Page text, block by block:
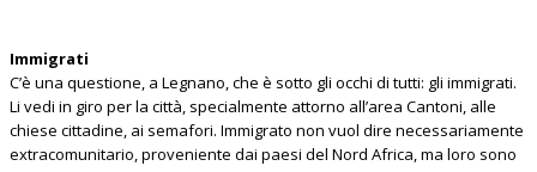
Immigrati
C’è una questione, a Legnano, che è sotto gli occhi di tutti: gli immigrati.
Li vedi in giro per la città, specialmente attorno all’area Cantoni, alle
chiese cittadine, ai semafori. Immigrato non vuol dire necessariamente
extracomunitario, proveniente dai paesi del Nord Africa, ma loro sono